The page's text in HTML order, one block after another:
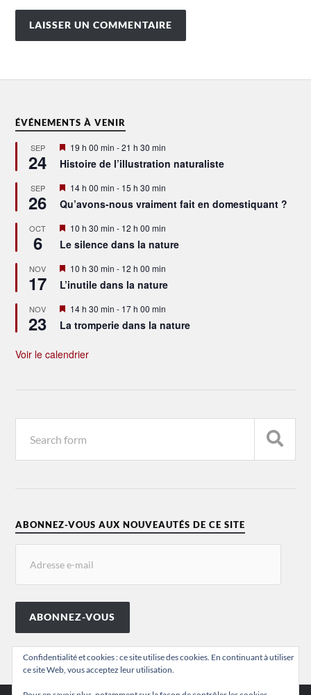
ÉVÉNEMENTS À VENIR
SEP
24
Mis
avant
19 h 00 min -21 h 30 min
Histoire de l’illustration naturaliste
SEP
26
Mis
en
avant
14 h 00 min - 15 h 30 min
Qu’avons-nous vraiment fait en domestiquant ?
OCT
6
Mis
avant
10 h 30 min - 12 h 00 min
Le silence dans la nature
NOV
17
Mis
avant
10 h 30 min - 12 h 00 min
L’inutile dans la nature
NOV
23
Mis
avant
14 h 30 min - 17 h 00 min
La tromperie dans la nature
Voir le calendrier
ABONNEZ-VOUS AUX NOUVEAUTÉS DE CE SITE
ABONNEZ-VOUS
Confidentialité et cookies : ce site utilise des cookies. En continuant à utiliser
ce site Web, vous acceptez leur utilisation.